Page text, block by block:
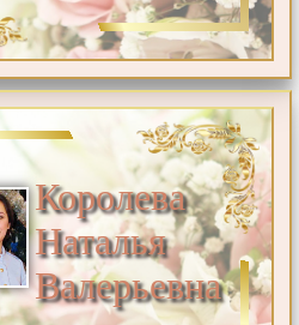
Королева
Наталья
Валерьевна